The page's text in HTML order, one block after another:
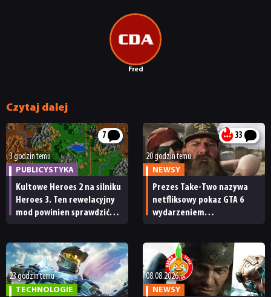
PUBLICYSTYKA
KULTURA
TECHNOLOGIE
Fred
Czytaj dalej
7
3 godzin temu
PUBLICYSTYKA
Kultowe Heroes 2 na silniku
Heroes 3. Ten rewelacyjny
mod powinien sprawdzić
33
20 godzin temu
NEWSY
Prezes Take-Two nazywa
netfliksowy pokaz GTA 6
wydarzeniem
ma subskrybentów
23 godzin temu
TECHNOLOGIE
08.08.2026
NEWSY